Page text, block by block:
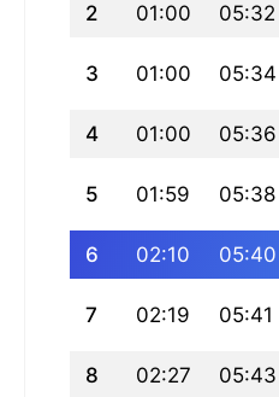
2 01:00 05:32
3 01:00 05:34
4 01:00 05:36
5 01:59 05:38
6 02:10 05:40
7 02:19 05:41
8 02:27 05:43